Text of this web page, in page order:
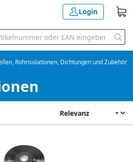
Login
Rohrisolationen, Dichtungen und Zubehör